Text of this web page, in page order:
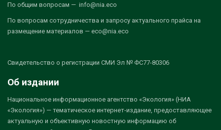
По общим вопросам — info@nia.eco
По вопросам сотрудничества и запросу актуального прайса на
размещение материалов — eco@nia.eco
Свидетельство о регистрации СМИ Эл № ФС77-80306
Об издании
Национальное информационное агентство «Экология» (НИА
«Экология») — тематическое интернет-издание, предоставляющее
актуальную и объективную новостную информацию об